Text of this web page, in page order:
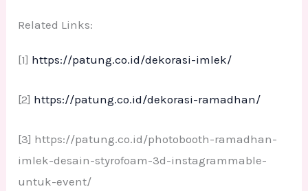
Related Links:
[1] https://patung.co.id/dekorasi-imlek/
[2] https://patung.co.id/dekorasi-ramadhan/
[3] https://patung.co.id/photobooth-ramadhan-
imlek-desain-styrofoam-3d-instagrammable-
untuk-event/